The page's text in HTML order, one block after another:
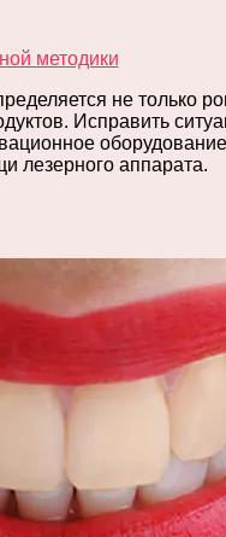
не только
Исправить
лезерного аппарата.